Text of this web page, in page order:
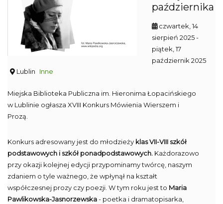
października
czwartek, 14
sierpień 2025-
piątek, 17
październik 2025
Lublin
Inne
Miejska Biblioteka Publiczna im. Hieronima Łopacińskiego
w Lublinie ogłasza XVIII Konkurs Mówienia Wierszem i
Prozą.
Konkurs adresowany jest do młodzieży klas VII-VIII szkół
podstawowych i szkół ponadpodstawowych. Każdorazowo
przy okazji kolejnej edycji przypominamy twórcę, naszym
zdaniem o tyle ważnego, że wpłynął na kształt
współczesnej prozy czy poezji. W tym roku jest to Maria
Pawlikowska-Jasnorzewska- poetka i dramatopisarka,